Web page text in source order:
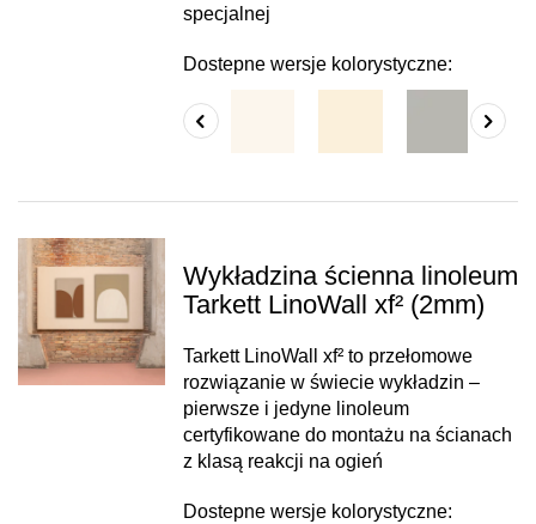
specjalnej
Dostepne wersje kolorystyczne:
Wykładzina ścienna linoleum
Tarkett LinoWall xf² (2mm)
Tarkett LinoWall xf² to przełomowe
rozwiązanie w świecie wykładzin –
pierwsze i jedyne linoleum
certyfikowane do montażu na ścianach
z klasą reakcji na ogień
Dostepne wersje kolorystyczne: